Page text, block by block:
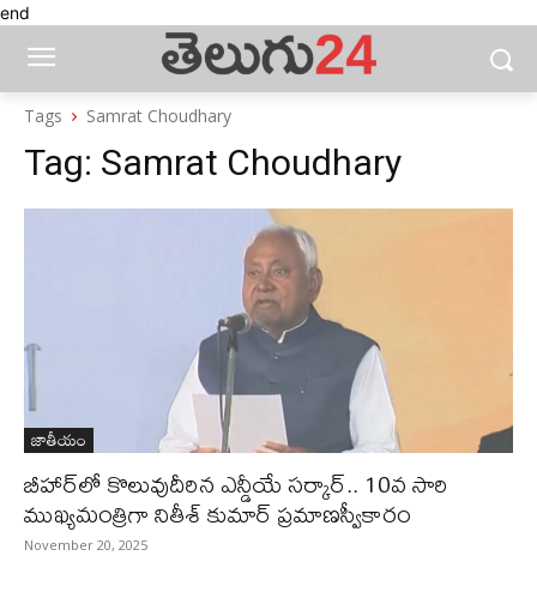
end
Tags Samrat Choudhary
Tag: Samrat Choudhary
జాతీయం
బీహార్‌లో కొలువుదీరిన ఎన్డీయే సర్కార్‌.. 10వ సారి
ముఖ్యమంత్రిగా నితీశ్‌ కుమార్‌ ప్రమాణస్వీకారం
November 20, 2025